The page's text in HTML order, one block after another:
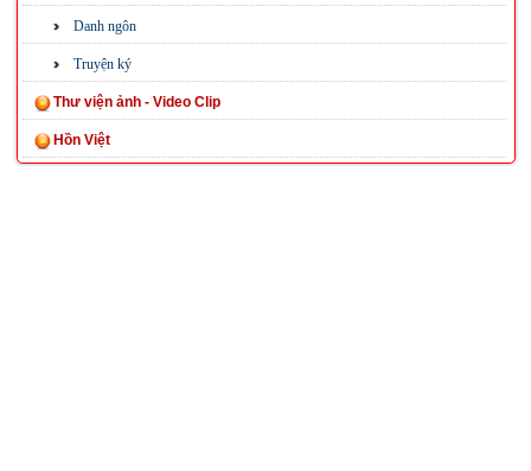
Danh ngôn
Truyện ký
Thư viện ảnh - Video Clip
Hồn Việt